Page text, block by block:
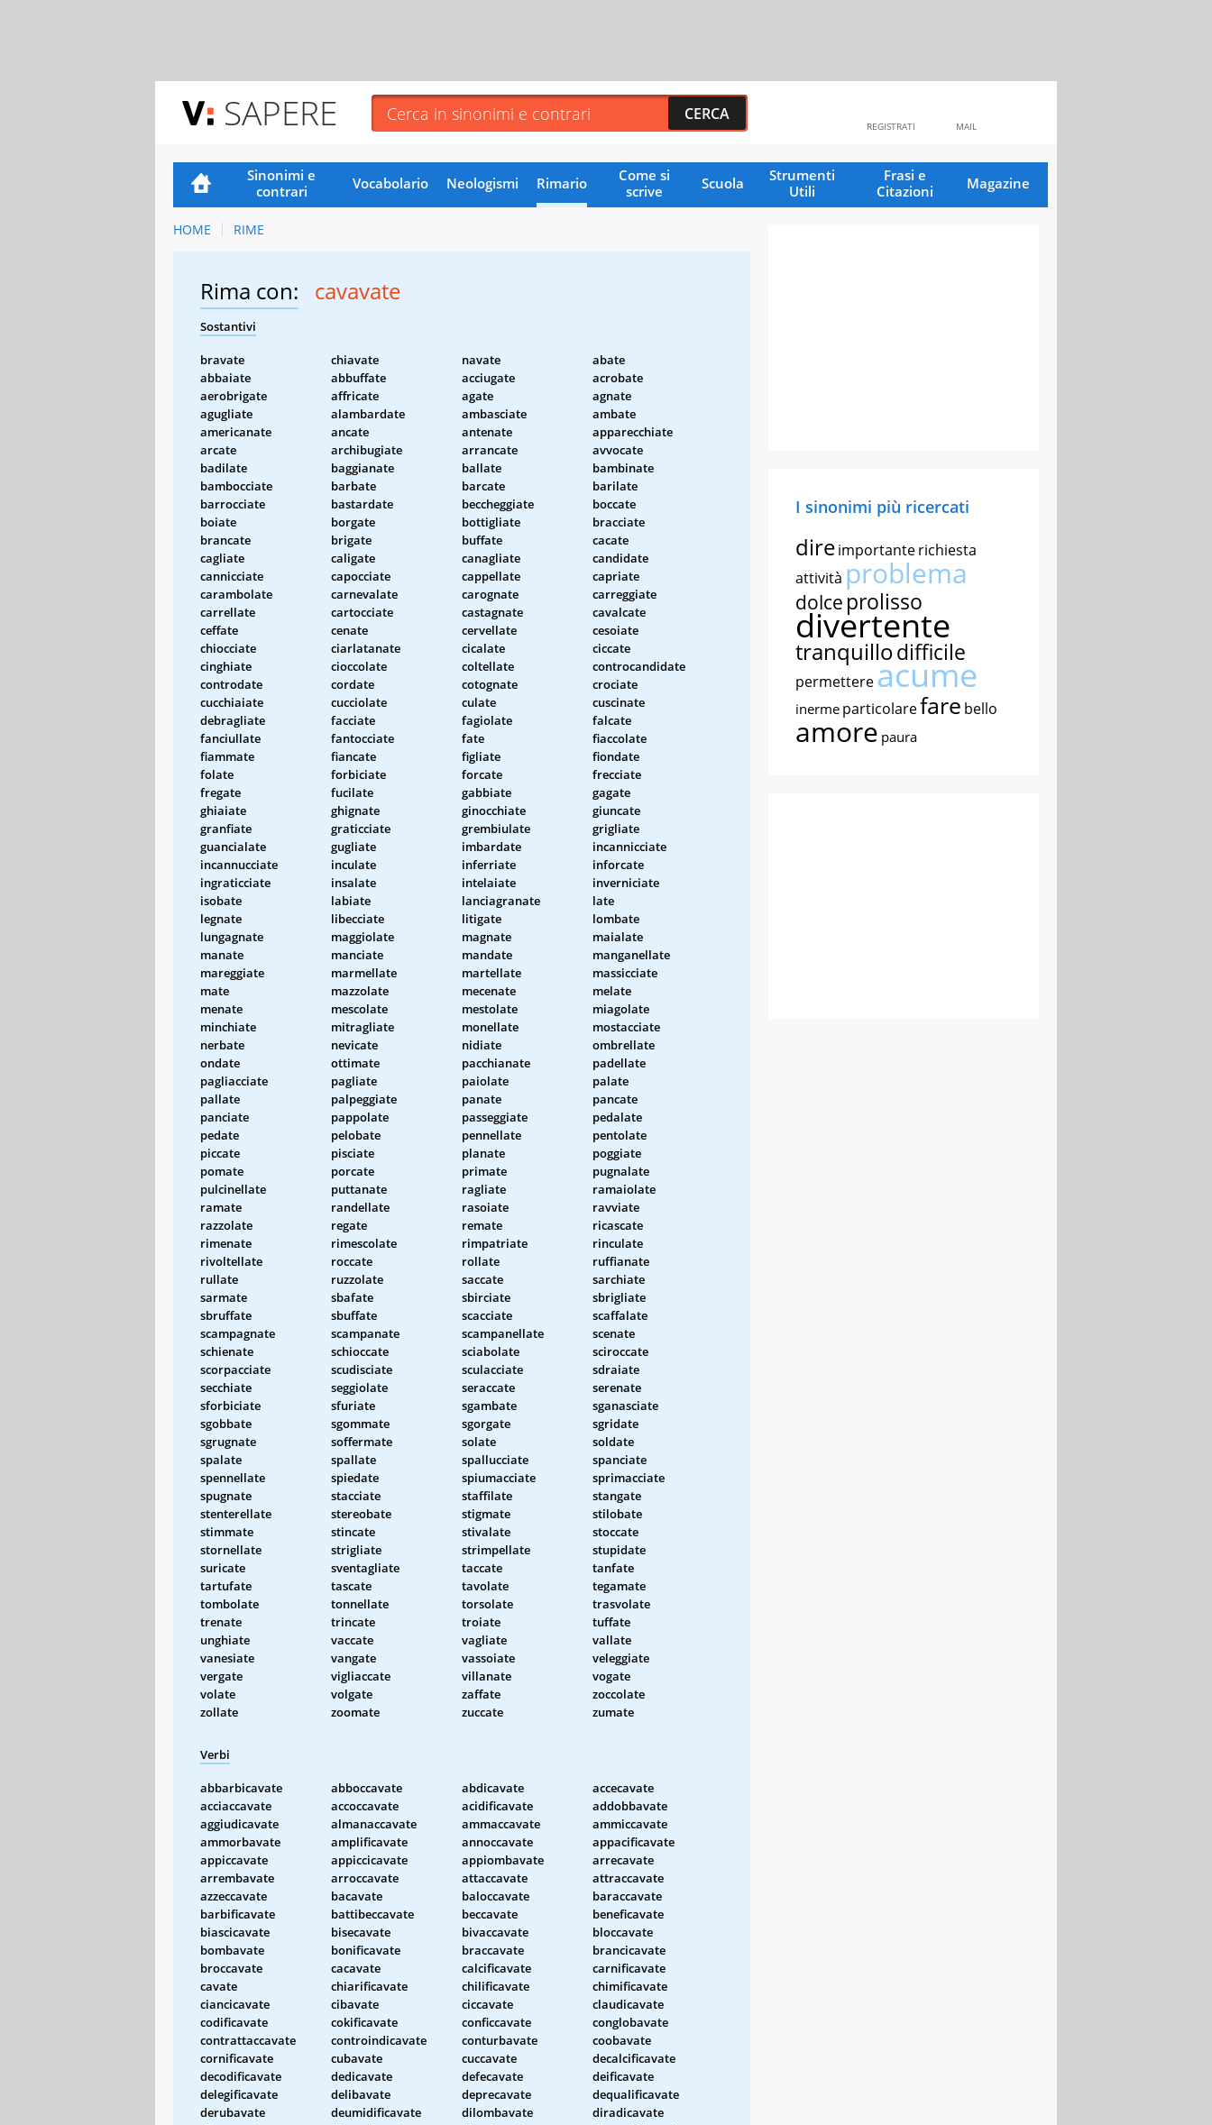
SAPERE MAIL
REGISTRATI
Sinonimi e
contrari
Vocabolario Neologismi Rimario
Come si
scrive
Scuola
Strumenti
Utili
Frasi e
Citazioni
Magazine
HOME RIME
Rima con: cavavate
Sostantivi
bravate chiavate navate
abate
abbaiate
abbuffate acciugate
acrobate
aerobrigate
affricate agate
agnate
agugliate
alambardate ambasciate
ambate
americanate
ancate antenate
apparecchiate
arcate
archibugiate arrancate
avvocate
badilate
baggianate ballate
bambinate
bambocciate
barbate barcate
barilate
barrocciate
bastardate beccheggiate
boccate
boiate
borgate bottigliate
bracciate
brancate
brigate buffate
cacate
cagliate
caligate canagliate
candidate
cannicciate
capocciate cappellate
capriate
carambolate
carnevalate carognate
carreggiate
carrellate
cartocciate castagnate
cavalcate
ceffate
cenate cervellate
cesoiate
chiocciate
ciarlatanate cicalate
ciccate
cinghiate
cioccolate coltellate
controcandidate
controdate
cordate cotognate
crociate
cucchiaiate
cucciolate culate
cuscinate
debragliate
facciate fagiolate
falcate
fanciullate
fantocciate fate
fiaccolate
fiammate
fiancate figliate
fiondate
folate
forbiciate forcate
frecciate
fregate
fucilate gabbiate
gagate
ghiaiate
ghignate ginocchiate
giuncate
granfiate
graticciate grembiulate
grigliate
guancialate
gugliate imbardate
incannicciate
incannucciate
inculate inferriate
inforcate
ingraticciate
insalate intelaiate
inverniciate
isobate
labiate lanciagranate
late
legnate
libecciate litigate
lombate
lungagnate
maggiolate magnate
maialate
manate
manciate mandate
manganellate
mareggiate
marmellate martellate
massicciate
mate
mazzolate mecenate
melate
menate
mescolate mestolate
miagolate
minchiate
mitragliate monellate
mostacciate
nerbate
nevicate nidiate
ombrellate
ondate
ottimate pacchianate
padellate
pagliacciate
pagliate paiolate
palate
pallate
palpeggiate panate
pancate
panciate
pappolate passeggiate
pedalate
pedate
pelobate pennellate
pentolate
piccate
pisciate planate
poggiate
pomate
porcate primate
pugnalate
pulcinellate
puttanate ragliate
ramaiolate
ramate
randellate rasoiate
ravviate
razzolate
regate remate
ricascate
rimenate
rimescolate rimpatriate
rinculate
rivoltellate
roccate rollate
ruffianate
rullate
ruzzolate saccate
sarchiate
sarmate
sbafate sbirciate
sbrigliate
sbruffate
sbuffate scacciate
scaffalate
scampagnate
scampanate scampanellate
scenate
schienate
schioccate sciabolate
sciroccate
scorpacciate
scudisciate sculacciate
sdraiate
secchiate
seggiolate seraccate
serenate
sforbiciate
sfuriate sgambate
sganasciate
sgobbate
sgommate sgorgate
sgridate
sgrugnate
soffermate solate
soldate
spalate
spallate spallucciate
spanciate
spennellate
spiedate spiumacciate
sprimacciate
spugnate
stacciate staffilate
stangate
stenterellate
stereobate stigmate
stilobate
stimmate
stincate stivalate
stoccate
stornellate
strigliate strimpellate
stupidate
suricate
sventagliate taccate
tanfate
tartufate
tascate tavolate
tegamate
tombolate
tonnellate torsolate
trasvolate
trenate
trincate troiate
tuffate
unghiate
vaccate vagliate
vallate
vanesiate
vangate vassoiate
veleggiate
vergate
vigliaccate villanate
vogate
volate
volgate zaffate
zoccolate
zollate
zoomate zuccate zumate
Verbi
abbarbicavate abboccavate abdicavate
accecavate
acciaccavate
accoccavate acidificavate
addobbavate
aggiudicavate
almanaccavate ammaccavate
ammiccavate
ammorbavate
amplificavate annoccavate
appacificavate
appiccavate
appiccicavate appiombavate
arrecavate
arrembavate
arroccavate attaccavate
attraccavate
azzeccavate
bacavate baloccavate
baraccavate
barbificavate
battibeccavate beccavate
beneficavate
biascicavate
bisecavate bivaccavate
bloccavate
bombavate
bonificavate braccavate
brancicavate
broccavate
cacavate calcificavate
carnificavate
cavate
chiarificavate chilificavate
chimificavate
ciancicavate
cibavate ciccavate
claudicavate
codificavate
cokificavate conficcavate
conglobavate
contrattaccavate
controindicavate conturbavate
coobavate
cornificavate
cubavate cuccavate
decalcificavate
decodificavate
dedicavate defecavate
deificavate
delegificavate
delibavate deprecavate
dequalificavate
derubavate
deumidificavate dilombavate
diradicavate
I sinonimi più ricercati
direimportanterichiesta
attività problema
dolce prolisso
divertente
tranquillodifficile
permettereacume
inerme particolarefare bello
amore paura